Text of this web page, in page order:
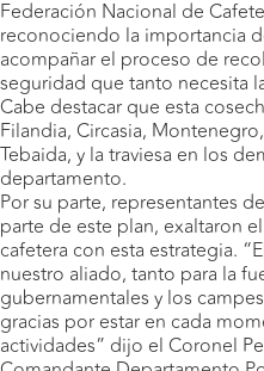
Federación Nacional de
reconociendo la importancia
acompañar el proceso de
seguridad que tanto necesita
Cabe destacar que esta
Filandia, Circasia,
Tebaida, y la traviesa en los
departamento.
Por su parte, representantes
parte de este plan, exaltaron
cafetera con esta estrategia.
nuestro aliado, tanto para la
gubernamentales y los
gracias por estar en cada
actividades” dijo el Coronel